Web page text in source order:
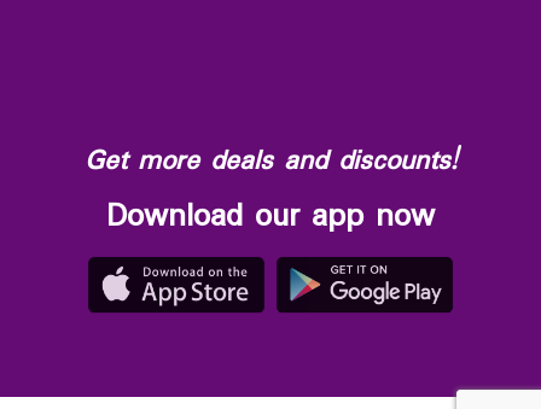
Get more deals and discounts!
Download our app now